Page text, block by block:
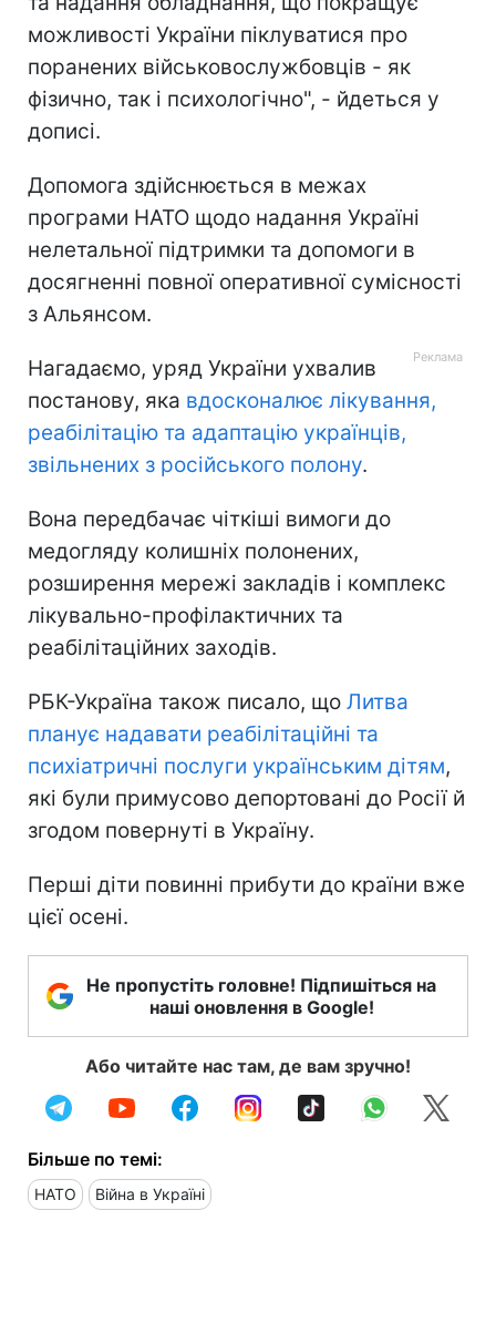
можливості України піклуватися про
поранених військовослужбовців - як
фізично, так і психологічно", - йдеться у
дописі.
Допомога здійснюється в межах
програми НАТО щодо надання Україні
нелетальної підтримки та допомоги в
досягненні повної оперативної сумісності
з Альянсом.
Нагадаємо, уряд України ухвалив
постанову, яка вдосконалює лікування,
реабілітацію та адаптацію українців,
звільнених з російського полону.
Вона передбачає чіткіші вимоги до
медогляду колишніх полонених,
розширення мережі закладів і комплекс
лікувально-профілактичних та
реабілітаційних заходів.
РБК-Україна також писало, що Литва
планує надавати реабілітаційні та
психіатричні послуги українським дітям,
які були примусово депортовані до Росії й
згодом повернуті в Україну.
Перші діти повинні прибути до країни вже
цієї осені.
Не пропустіть головне! Підпишіться на
наші оновлення в Google!
Або читайте нас там, де вам зручно!
Більше по темі:
НАТО Війна в Україні